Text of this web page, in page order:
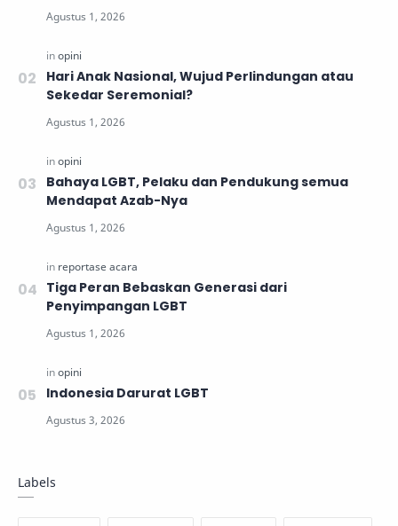
Hari Anak Nasional, Wujud Perlindungan atau
Sekedar Seremonial?
Bahaya LGBT, Pelaku dan Pendukung semua
Mendapat Azab-Nya
Tiga Peran Bebaskan Generasi dari
Penyimpangan LGBT
Indonesia Darurat LGBT
Labels